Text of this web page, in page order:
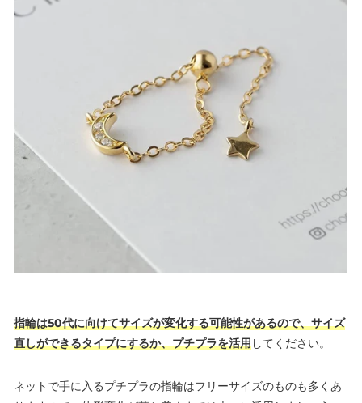
指輪は50代に向けてサイズが変化する可能性があるので、サイズ
直しができるタイプにするか、プチプラを活用してください。
ネットで手に入るプチプラの指輪はフリーサイズのものも多くあ